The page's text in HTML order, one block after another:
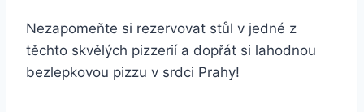
Nezapomeňte si rezervovat stůl v jedné z
těchto skvělých pizzerií a dopřát si lahodnou
bezlepkovou pizzu v srdci Prahy!